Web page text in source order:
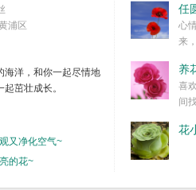
浦区
海洋，和你一起尽情地
茁壮成长。
又净化空气~
的花~
任
心
来
简单愉快的心
我们自己复杂
养
喜
间
花